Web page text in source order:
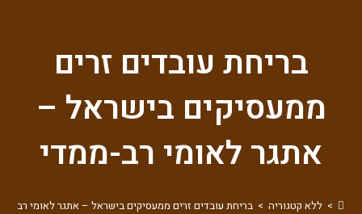
בריחת עובדים זרים
ממעסיקים בישראל –
אתגר לאומי רב-ממדי
> ללא קטגוריה > בריחת עובדים זרים ממעסיקים בישראל – אתגר לאומי רב-